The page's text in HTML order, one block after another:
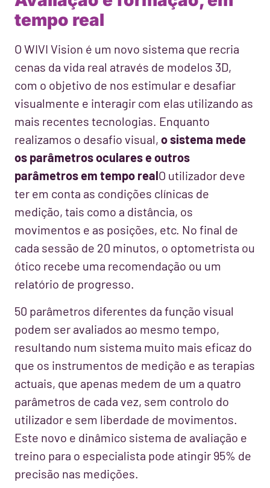
tempo real
O WIVI Vision é um novo sistema que recria
cenas da vida real através de modelos 3D,
com o objetivo de nos estimular e desafiar
visualmente e interagir com elas utilizando as
mais recentes tecnologias. Enquanto
realizamos o desafio visual, o sistema mede
os parâmetros oculares e outros
parâmetros em tempo realO utilizador deve
ter em conta as condições clínicas de
medição, tais como a distância, os
movimentos e as posições, etc. No final de
cada sessão de 20 minutos, o optometrista ou
ótico recebe uma recomendação ou um
relatório de progresso.
50 parâmetros diferentes da função visual
podem ser avaliados ao mesmo tempo,
resultando num sistema muito mais eficaz do
que os instrumentos de medição e as terapias
actuais, que apenas medem de um a quatro
parâmetros de cada vez, sem controlo do
utilizador e sem liberdade de movimentos.
Este novo e dinâmico sistema de avaliação e
treino para o especialista pode atingir 95% de
precisão nas medições.